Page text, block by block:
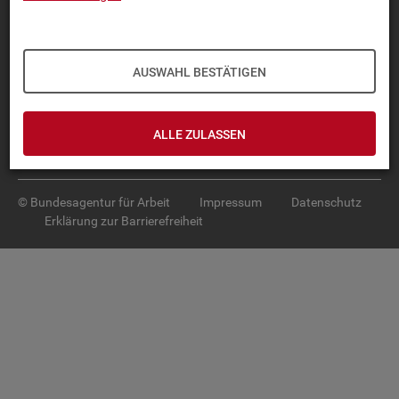
AUSWAHL BESTÄTIGEN
ALLE ZULASSEN
TOP-PRO­DUK­TE
SER­VICE
© Bundesagentur für Arbeit Impressum
Datenschutz
Erklärung zur Barrierefreiheit